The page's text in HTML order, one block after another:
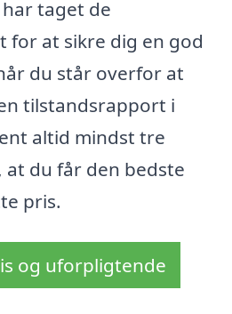
taget de
for at sikre dig en god
du står overfor at
tilstandsrapport i
altid mindst tre
du får den bedste
pris.
og uforpligtende